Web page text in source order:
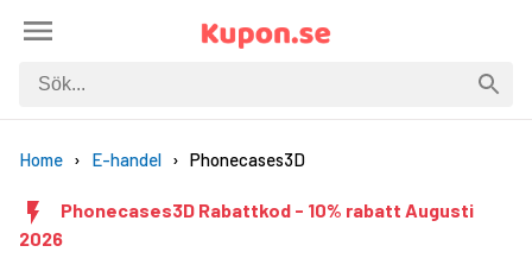
Home E-handel Phonecases3D
Phonecases3D Rabattkod - 10% rabatt Augusti
2026